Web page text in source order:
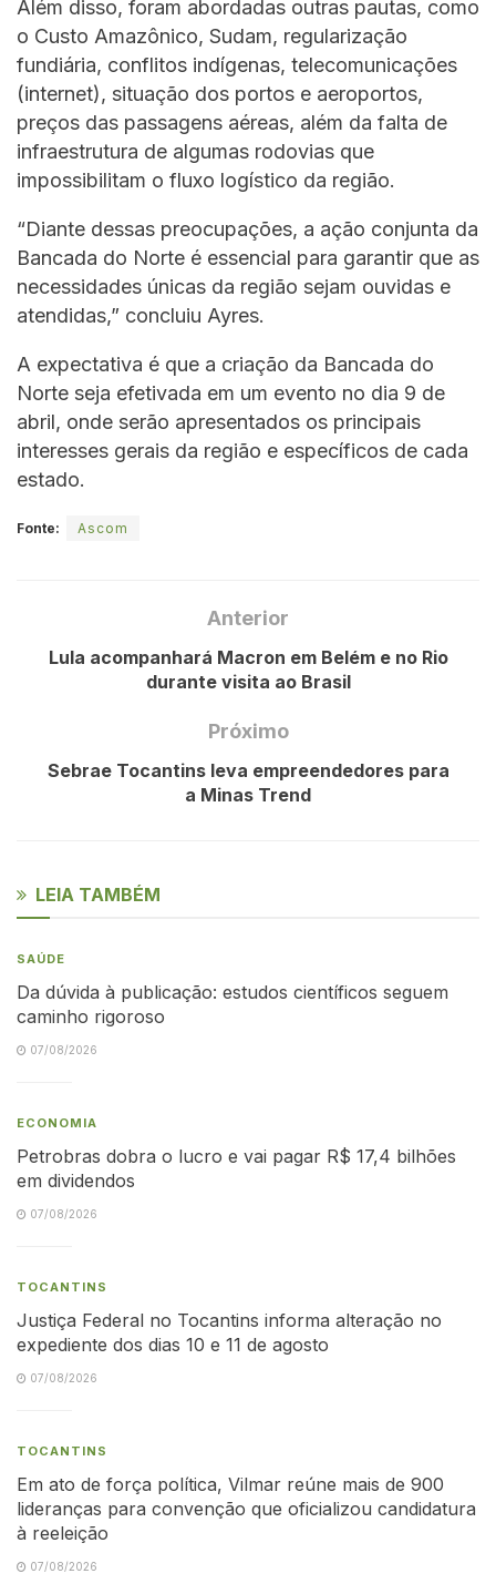
Além disso, foram abordadas outras pautas, como
o Custo Amazônico, Sudam, regularização
fundiária, conflitos indígenas, telecomunicações
(internet), situação dos portos e aeroportos,
preços das passagens aéreas, além da falta de
infraestrutura de algumas rodovias que
impossibilitam o fluxo logístico da região.
“Diante dessas preocupações, a ação conjunta da
Bancada do Norte é essencial para garantir que as
necessidades únicas da região sejam ouvidas e
atendidas,” concluiu Ayres.
A expectativa é que a criação da Bancada do
Norte seja efetivada em um evento no dia 9 de
abril, onde serão apresentados os principais
interesses gerais da região e específicos de cada
estado.
Fonte: Ascom
Anterior
Lula acompanhará Macron em Belém e no Rio
durante visita ao Brasil
Próximo
Sebrae Tocantins leva empreendedores para
a Minas Trend
LEIA TAMBÉM
SAÚDE
Da dúvida à publicação: estudos científicos seguem
caminho rigoroso
07/08/2026
ECONOMIA
Petrobras dobra o lucro e vai pagar R$ 17,4 bilhões
em dividendos
07/08/2026
TOCANTINS
Justiça Federal no Tocantins informa alteração no
expediente dos dias 10 e 11 de agosto
07/08/2026
TOCANTINS
Em ato de força política, Vilmar reúne mais de 900
lideranças para convenção que oficializou candidatura
à reeleição
07/08/2026